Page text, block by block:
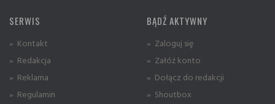
SERWIS
» Kontakt
» Redakcja
» Reklama
» Regulamin
BĄDŹ AKTYWNY
» Zaloguj się
» Załóż konto
» Dołącz do redakcji
» Shoutbox